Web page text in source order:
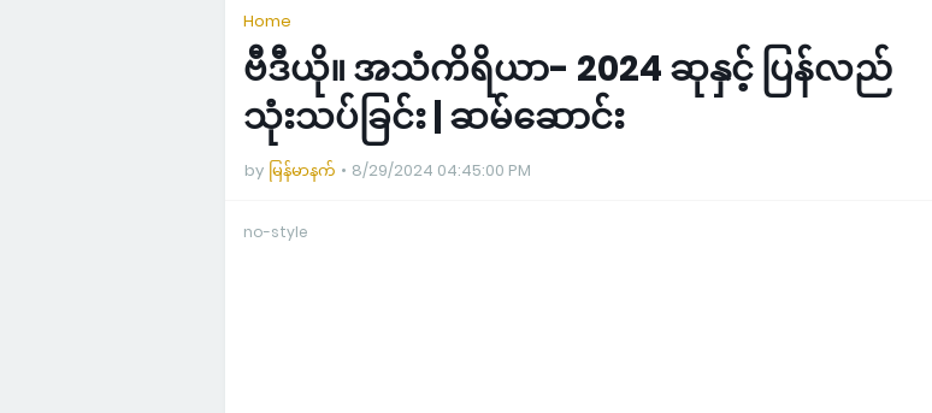
Home
ဗီဒီယို။ အသံကိရိယာ- 2024 ဆုနှင့် ပြန်လည်
သုံးသပ်ခြင်း | ဆမ်ဆောင်း
by မြန်မာနက် 8/29/2024 04:45:00 PM
no-style